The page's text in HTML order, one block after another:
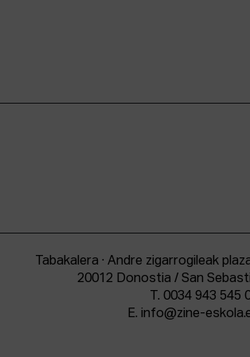
Tabakalera · Andre zigarrogileak
20012 Donostia / San
T. 0034 943 545
E. info@zine-